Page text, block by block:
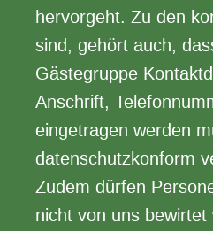
hervorgeht. Zu den
sind, gehört auch,
Gästegruppe
Anschrift,
eingetragen werden
datenschutzkonform
Zudem dürfen
nicht von uns